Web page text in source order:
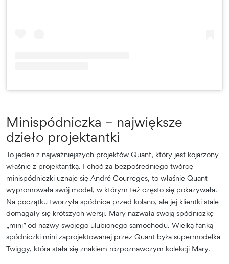
Minispódniczka – największe
dzieło projektantki
To jeden z najważniejszych projektów Quant, który jest kojarzony
właśnie z projektantką. I choć za bezpośredniego twórcę
minispódniczki uznaje się André Courreges, to właśnie Quant
wypromowała swój model, w którym też często się pokazywała.
Na początku tworzyła spódnice przed kolano, ale jej klientki stale
domagały się krótszych wersji. Mary nazwała swoją spódniczkę
„mini” od nazwy swojego ulubionego samochodu. Wielką fanką
spódniczki mini zaprojektowanej przez Quant była supermodelka
Twiggy, która stała się znakiem rozpoznawczym kolekcji Mary.